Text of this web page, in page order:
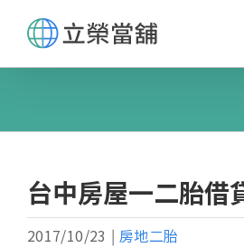
content
台中房屋一二胎借
2017/10/23 | 房地二胎